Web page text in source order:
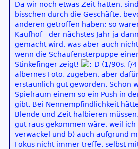
Da wir noch etwas Zeit hatten,
bisschen durch die Geschäfte,
anderen getroffen haben; so
Kaufhof - der nächstes Jahr ja
gemacht wird, was aber auch
wenn die Schaufensterpuppe
Stinkefinger zeigt!
(1/90s, f/
albernes Foto, zugeben, aber
erstaunlich gut geworden. Schon
Spielraum einem so ein Push in
gibt. Bei Nennempfindlichkeit
Blende und Zeit halbieren
gut raus gekommen wäre, weil
verwackel und b) auch aufgrund
Fokus nicht immer treffe, selbst